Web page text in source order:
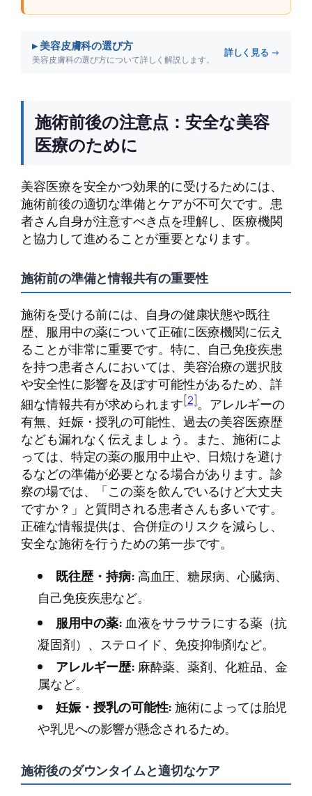
▸ 美容皮膚科の選び方
美容皮膚科の選び方について詳しく解説します。
詳しく見る →
施術前後の注意点：安全な美容
医療のために
美容医療を安全かつ効果的に受けるためには、
施術前後の適切な準備とケアが不可欠です。患
者さん自身が注意すべき点を理解し、医療機関
と協力して進めることが重要となります。
施術前の準備と情報共有の重要性
施術を受ける前には、自身の健康状態や既往
歴、服用中の薬について正確に医療機関に伝え
ることが非常に重要です。特に、自己免疫疾患
を持つ患者さんにおいては、美容治療の選択肢
や安全性に影響を及ぼす可能性があるため、詳
細な情報共有が求められます[2]。アレルギーの
有無、妊娠・授乳の可能性、過去の美容医療歴
なども漏れなく伝えましょう。また、施術によ
っては、特定の薬の服用中止や、日焼けを避け
るなどの準備が必要となる場合があります。診
察の場では、「この薬を飲んでいるけど大丈夫
ですか？」と質問される患者さんも多いです。
正確な情報提供は、合併症のリスクを減らし、
安全な施術を行うための第一歩です。
既往歴・持病:高血圧、糖尿病、心臓病、
自己免疫疾患など。
服用中の薬: 血液をサラサラにする薬（抗
凝固剤）、ステロイド、免疫抑制剤など。
アレルギー歴: 麻酔薬、薬剤、化粧品、金
属など。
妊娠・授乳の可能性:施術によっては胎児
や乳児への影響が懸念されるため。
施術後のダウンタイムと適切なケア